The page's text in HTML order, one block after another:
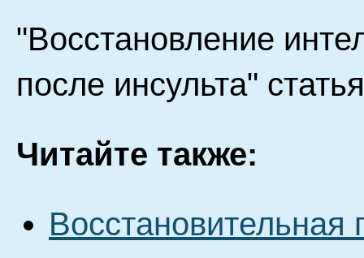
"Восстановление
после инсульта"
Читайте также:
Восстановительная